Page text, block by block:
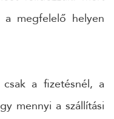
a megfelelő helyen
a fizetésnél, a
mennyi a szállítási